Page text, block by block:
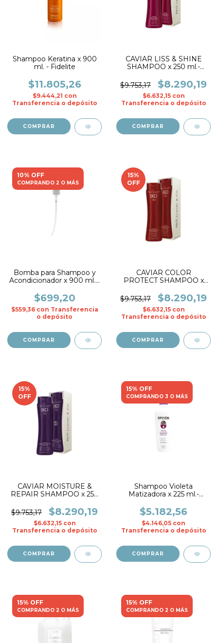
Shampoo Keratina x 900
ml. - Fidelite
$11.805,26
$9.444,21 con
Transferencia o depósito
CAVIAR LISS & SHINE
SHAMPOO x 250 ml.-
$9.753,17
$8.290,19
$6.632,15 con
Transferencia o depósito
10% OFF
COMPRANDO 2 O MÁS
Bomba para Shampoo y
Acondicionador x 900 ml. -
$699,20
$559,36 con Transferencia
o depósito
15%
OFF
CAVIAR COLOR
PROTECT SHAMPOO x
$9.753,17
$8.290,19
$6.632,15 con
Transferencia o depósito
15%
OFF
CAVIAR MOISTURE &
REPAIR SHAMPOO x 250
$9.753,17
$8.290,19
$6.632,15 con
Transferencia o depósito
15% OFF
COMPRANDO 3 O MÁS
Shampoo Violeta
Matizadora x 225 ml.-
$5.182,56
$4.146,05 con
Transferencia o depósito
15% OFF
COMPRANDO 2 O MÁS
15% OFF
COMPRANDO 2 O MÁS